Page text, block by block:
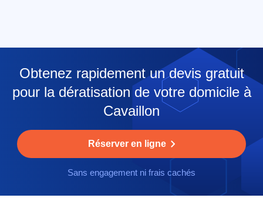
Obtenez rapidement un devis gratuit
pour la dératisation de votre domicile à
Cavaillon
Réserver en ligne
Sans engagement ni frais cachés